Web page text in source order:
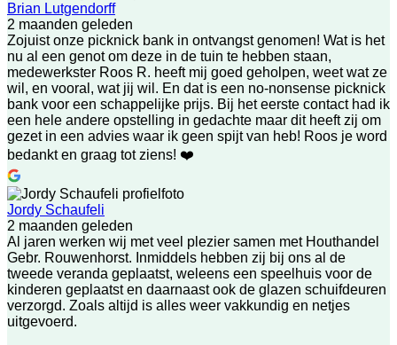
Brian Lutgendorff
2 maanden geleden
Zojuist onze picknick bank in ontvangst genomen! Wat is het
nu al een genot om deze in de tuin te hebben staan,
medewerkster Roos R. heeft mij goed geholpen, weet wat ze
wil, en vooral, wat jij wil. En dat is een no-nonsense picknick
bank voor een schappelijke prijs. Bij het eerste contact had ik
een hele andere opstelling in gedachte maar dit heeft zij om
gezet in een advies waar ik geen spijt van heb! Roos je word
bedankt en graag tot ziens! ❤️
Jordy Schaufeli
2 maanden geleden
Al jaren werken wij met veel plezier samen met Houthandel
Gebr. Rouwenhorst. Inmiddels hebben zij bij ons al de
tweede veranda geplaatst, weleens een speelhuis voor de
kinderen geplaatst en daarnaast ook de glazen schuifdeuren
verzorgd. Zoals altijd is alles weer vakkundig en netjes
uitgevoerd.